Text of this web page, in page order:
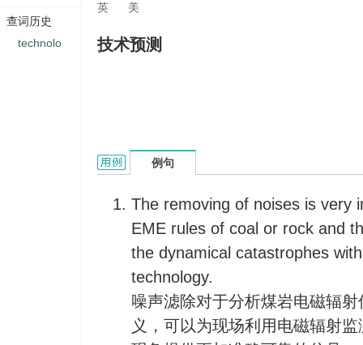
英 美
技术预测
technologic forecasting的用法和样例：
例句
The removing of noises is very
EME rules of coal or rock and
the dynamical catastrophes
technology.
噪声滤除对于分析煤岩电磁辐
义，可以为现场利用电磁辐射
查词历史
technolo